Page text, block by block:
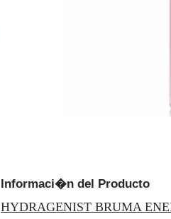
Informaci�n del Producto
HYDRAGENIST BRUMA